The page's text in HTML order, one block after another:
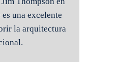
es una excelente
la arquitectura